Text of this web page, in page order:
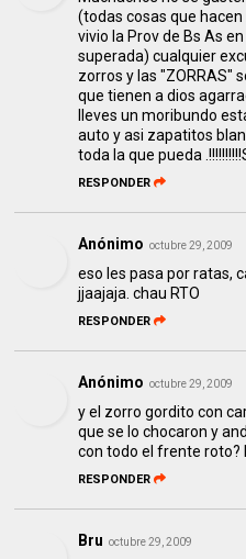
(todas cosas que
vivio la Prov de Bs As
superada) cualquier
zorros y las "ZORRAS"
que tienen a dios
lleves un moribundo
auto y asi zapatitos
toda la que pueda
RESPONDER
Anónimo octubre 29, 2009
eso les pasa por ratas,
jjaajaja. chau RTO
RESPONDER
Anónimo octubre 29, 2009
y el zorro gordito con
que se lo chocaron y
con todo el frente roto?
RESPONDER
Bru octubre 29, 2009